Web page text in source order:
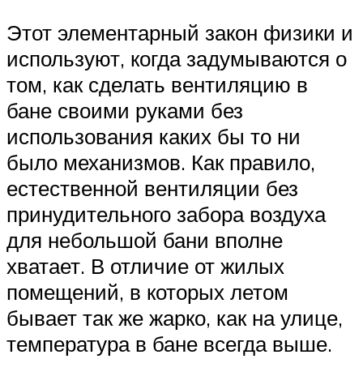
Этот элементарный закон физики и
используют, когда задумываются о
том, как сделать вентиляцию в
бане своими руками без
использования каких бы то ни
было механизмов. Как правило,
естественной вентиляции без
принудительного забора воздуха
для небольшой бани вполне
хватает. В отличие от жилых
помещений, в которых летом
бывает так же жарко, как на улице,
температура в бане всегда выше.